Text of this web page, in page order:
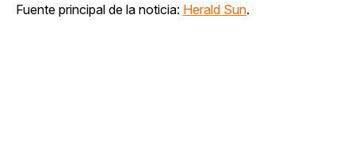
Fuente principal de la noticia: Herald Sun.